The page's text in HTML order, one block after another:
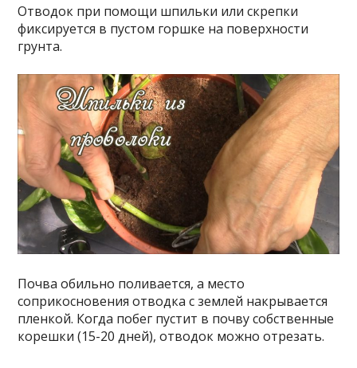
Отводок при помощи шпильки или скрепки
фиксируется в пустом горшке на поверхности
грунта.
Почва обильно поливается, а место
соприкосновения отводка с землей накрывается
пленкой. Когда побег пустит в почву собственные
корешки (15-20 дней), отводок можно отрезать.